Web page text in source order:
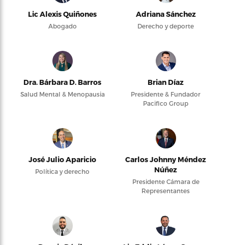
Lic Alexis Quiñones
Abogado
Adriana Sánchez
Derecho y deporte
Dra. Bárbara D. Barros
Salud Mental & Menopausia
Brian Díaz
Presidente & Fundador
Pacifico Group
José Julio Aparicio
Política y derecho
Carlos Johnny Méndez
Núñez
Presidente Cámara de
Representantes